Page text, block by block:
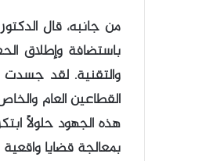
من جانبه، قال
والتقنية. لقد جسدت
القطاعين العام
هذه الجهود حلولاً
بمعالجة قضايا واقعية